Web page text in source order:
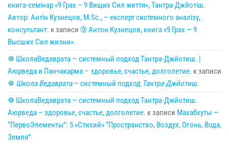
книга-семінар «9 Грах – 9 Вищих Сил життя», Тантра-Джйотіш.
Автор: Антін Кузнецов, M.Sc., – експерт системного аналізу,
консультант. к записи ➈ Антон Кузнецов, книга «9 Грах — 9
Высших Сил жизни».
☸ ШколаВедаврата — системный подход Тантра-Джйотиш. |
Аюрведа и Панчакарма – здоровье, счастье, долголетие. к записи
☸ Школа Ведаврата— системный подход Тантра-Джйотиш.
☸ ШколаВедаврата — системный подход Тантра-Джйотиш.
Аюрведа – здоровье, счастье, долголетие. к записи Махабхуты —
“ПервоЭлементы”: 5 «Стихий» “Пространство, Воздух, Огонь, Вода,
Земля”